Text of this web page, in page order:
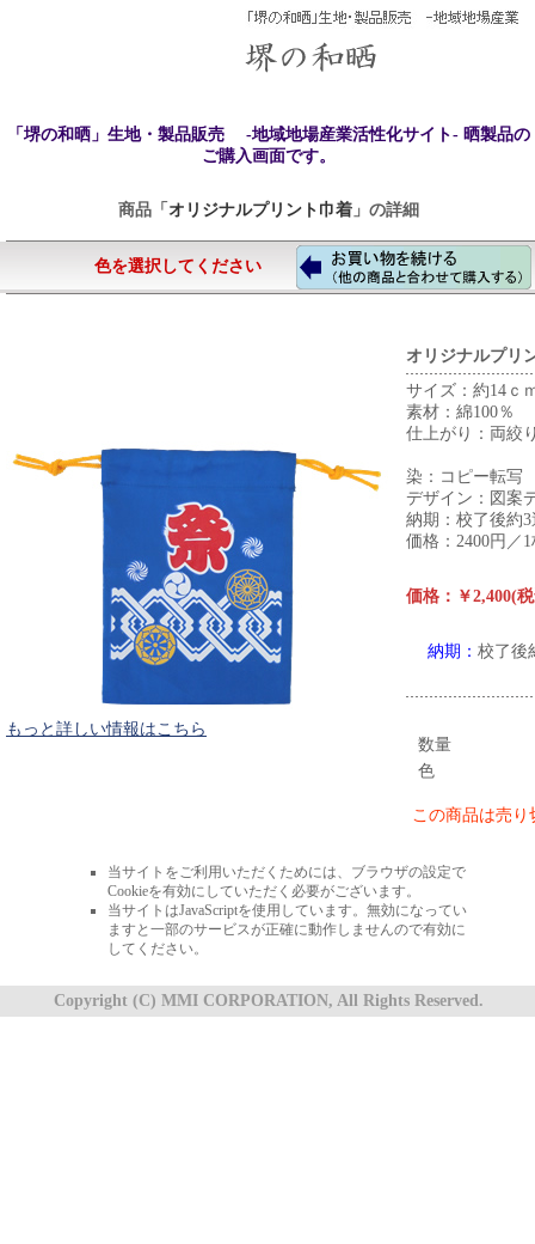
「堺の和晒」生地・製品販売 -地域地場産業活性化サイト- 晒製品の
ご購入画面です。
商品「 オリジナルプリント巾着 」の詳細
色を選択してください
もっと詳しい情報はこちら
オリジナルプリ
サイズ：約14ｃ
素材：綿100％
仕上がり：両絞
染：コピー転写
デザイン：図案
納期：校了後約
価格：2400円／
価格：￥2,400(
納期： 校了後
数量
色
この商品は売り
当サイトをご利用いただくためには、ブラウザの設定で
Cookieを有効にしていただく必要がございます。
当サイトはJavaScriptを使用しています。無効になってい
ますと一部のサービスが正確に動作しませんので有効に
してください。
Copyright (C) MMI CORPORATION, All Rights Reserved.